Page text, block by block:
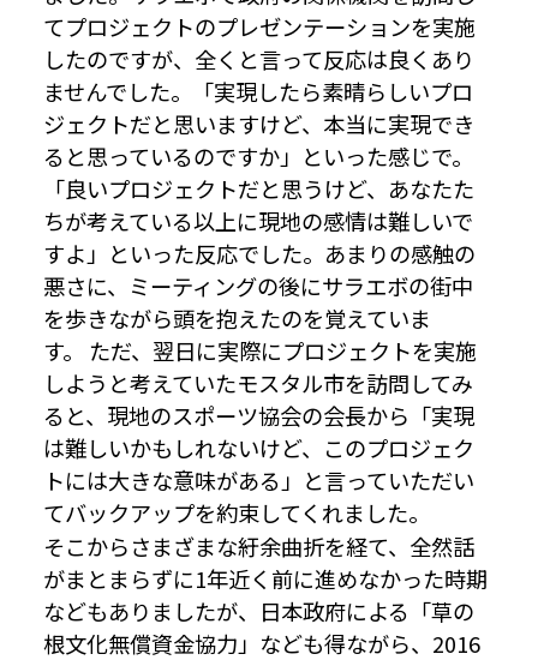
てプロジェクトのプレゼンテーションを実施
したのですが、全くと言って反応は良くあり
ませんでした。「実現したら素晴らしいプロ
ジェクトだと思いますけど、本当に実現でき
ると思っているのですか」といった感じで。
「良いプロジェクトだと思うけど、あなたた
ちが考えている以上に現地の感情は難しいで
すよ」といった反応でした。あまりの感触の
悪さに、ミーティングの後にサラエボの街中
を歩きながら頭を抱えたのを覚えていま
す。 ただ、翌日に実際にプロジェクトを実施
しようと考えていたモスタル市を訪問してみ
ると、現地のスポーツ協会の会長から「実現
は難しいかもしれないけど、このプロジェク
トには大きな意味がある」と言っていただい
てバックアップを約束してくれました。
そこからさまざまな紆余曲折を経て、全然話
がまとまらずに1年近く前に進めなかった時期
などもありましたが、日本政府による「草の
根文化無償資金協力」なども得ながら、2016